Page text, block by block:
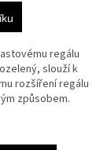
regálu
slouží k
rozšíření regálu
způsobem.